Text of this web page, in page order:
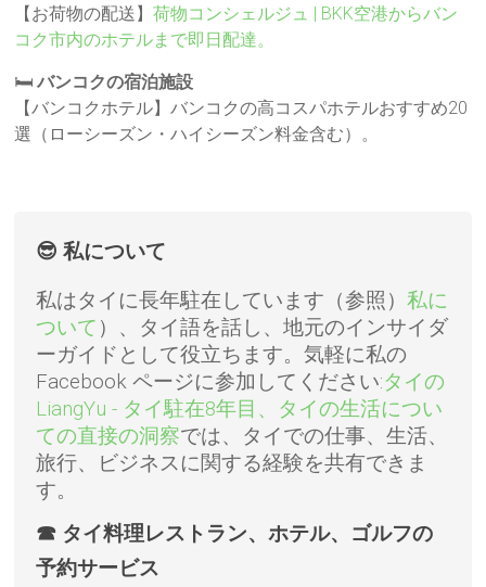
【お荷物の配送】荷物コンシェルジュ | BKK空港からバン
コク市内のホテルまで即日配達。
🛏️バンコクの宿泊施設
【バンコクホテル】バンコクの高コスパホテルおすすめ20
選（ローシーズン・ハイシーズン料金含む）。
😎 私について
私はタイに長年駐在しています（参照）私に
ついて ）、タイ語を話し、地元のインサイダ
ーガイドとして役立ちます。気軽に私の
Facebook ページに参​​加してください:タイの
LiangYu - タイ駐在8年目、タイの生活につい
ての直接の洞察では、タイでの仕事、生活、
旅行、ビジネスに関する経験を共有できま
す。
☎ タイ料理レストラン、ホテル、ゴルフの
予約サービス